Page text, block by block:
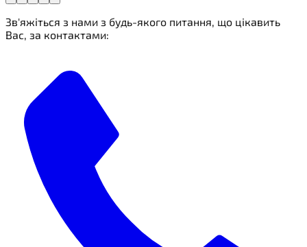
Зв'яжіться з нами з будь-якого питання, що цікавить
Вас, за контактами: